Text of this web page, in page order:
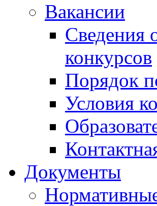
Вакансии
Сведения
конкурсов
Порядок
Условия
Документы